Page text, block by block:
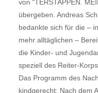
von "TERSTAPPEN.
übergeben. Andreas
bedankte sich für die –
mehr alltäglichen –
die Kinder- und
speziell des Reiter-
Das Programm des
kindgerecht: Nach dem